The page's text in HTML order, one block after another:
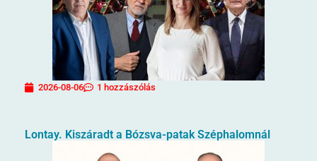
2026-08-06 1 hozzászólás
Lontay. Kiszáradt a Bózsva-patak Széphalomnál